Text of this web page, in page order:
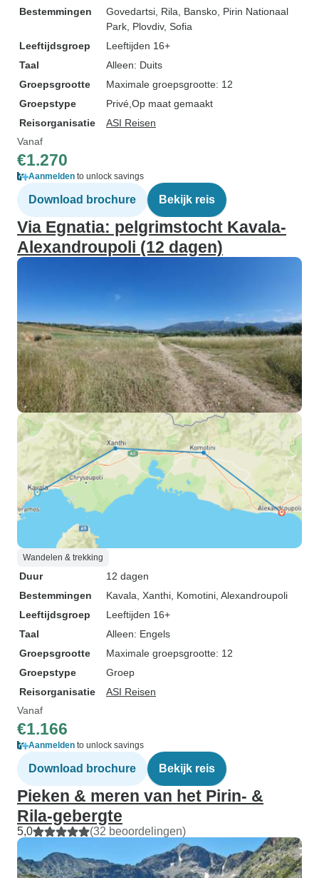
Bestemmingen
Govedartsi , Rila , Bansko , Pirin Nationaal
Park , Plovdiv, Sofia
Leeftijdsgroep
Leeftijden 16+
Taal
Alleen: Duits
Groepsgrootte
Maximale groepsgrootte: 12
Groepstype
Privé Op maat gemaakt
Reisorganisatie
ASI Reisen
Vanaf
€1.270
Aanmelden to unlock savings
Download brochure Bekijk reis
Via Egnatia: pelgrimstocht Kavala-
Alexandroupoli (12 dagen)
Wandelen & trekking
Duur
12 dagen
Bestemmingen
Kavala , Xanthi , Komotini , Alexandroupoli
Leeftijdsgroep
Leeftijden 16+
Taal
Alleen: Engels
Groepsgrootte
Maximale groepsgrootte: 12
Groepstype
Groep
Reisorganisatie
ASI Reisen
Vanaf
€1.166
Aanmelden to unlock savings
Download brochure Bekijk reis
Pieken & meren van het Pirin- &
Rila-gebergte
5,0 (32 beoordelingen)